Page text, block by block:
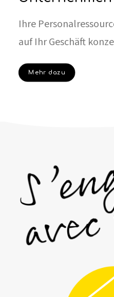
Ihre
auf Ihr Geschäft
Mehr dazu